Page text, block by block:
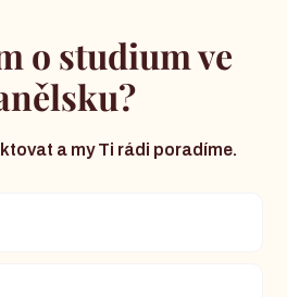
o studium ve
a my Ti rádi poradíme.